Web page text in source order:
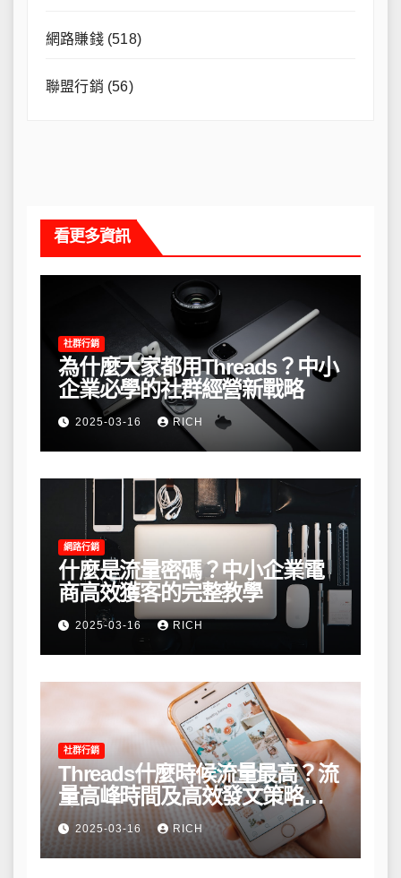
網路賺錢(518)
聯盟行銷 (56)
看更多資訊
社群行銷
為什麼大家都用Threads？中小
企業必學的社群經營新戰略
2025-03-16 RICH
網路行銷
什麼是流量密碼？中小企業電
商高效獲客的完整教學
2025-03-16 RICH
社群行銷
Threads什麼時候流量最高？流
量高峰時間及高效發文策略攻
略2025-03-16 RICH